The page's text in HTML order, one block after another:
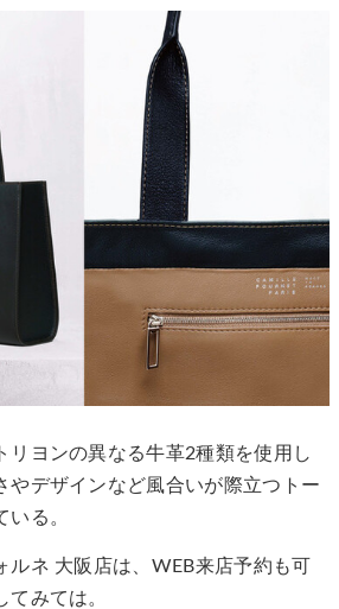
リヨンの異なる牛革2種類を使用し
やデザインなど風合いが際立つトー
いる。
ルネ 大阪店は、WEB来店予約も可
みては。